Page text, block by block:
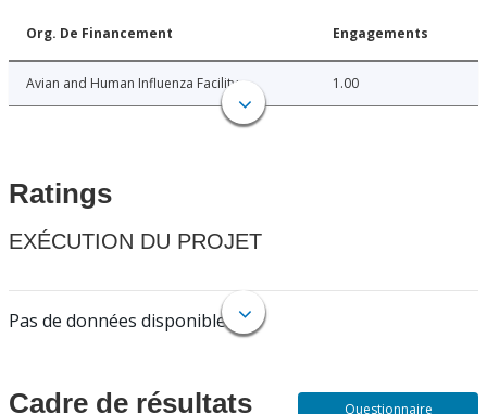
Org. De Financement Engagements
Avian and Human Influenza Facility 1.00
Ratings
EXÉCUTION DU PROJET
Pas de données disponibles.
Cadre de résultats Questionnaire